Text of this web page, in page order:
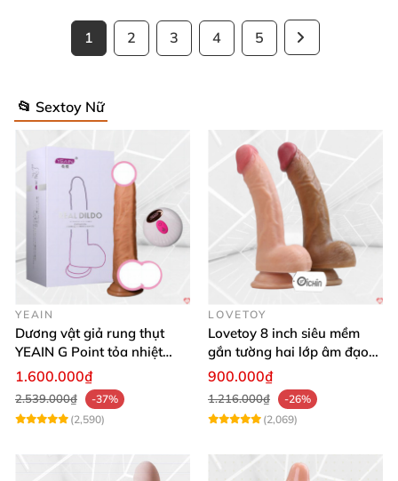
1 2 3 4 5
📂 Sextoy Nữ
YEAIN
Dương vật giả rung thụt
YEAIN G Point tỏa nhiệt
điều khiển từ xa
1.600.000₫
2.539.000₫
-37%
(2,590)
LOVETOY
Lovetoy 8 inch siêu mềm
gắn tường hai lớp âm đạo
giả chuẩn y tế
900.000₫
1.216.000₫
-26%
(2,069)